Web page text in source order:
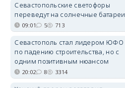
Севастопольские светофоры
переведут на солнечные батареи
09:01 5 713
Севастополь стал лидером ЮФО
по падению строительства, но с
одним позитивным нюансом
20:02 8 3314